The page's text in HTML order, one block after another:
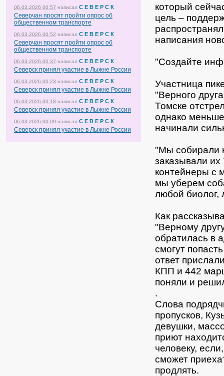
06.03.2026 00:57 написал С Е В Е Р С К
Северчан просят пройти опрос об
общественном транспорте
06.03.2026 00:52 написал С Е В Е Р С К
Северчан просят пройти опрос об
общественном транспорте
06.03.2026 00:37 написал С Е В Е Р С К
Северск принял участие в Лыжне России
06.03.2026 00:23 написал С Е В Е Р С К
Северск принял участие в Лыжне России
06.03.2026 00:18 написал С Е В Е Р С К
Северск принял участие в Лыжне России
06.03.2026 00:09 написал С Е В Е Р С К
Северск принял участие в Лыжне России
который
цель –
написания
"Создайте
Участница
"Верного
Томске
однако
начинали
"Мы собирали
заказывали
контейнеры с
мы уберем
любой биолог,
Как
"Верному
обратилась в
смогут
ответ
КПП и 442
поняли и
.
Слова
пропусков,
девушки,
приют
человеку,
сможет
продлять.